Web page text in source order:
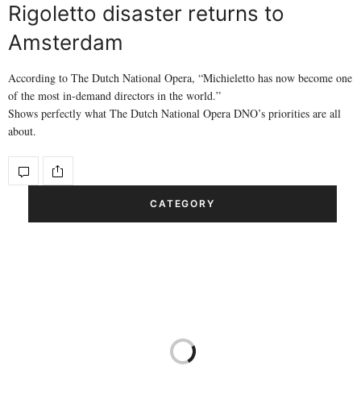
Rigoletto disaster returns to
Amsterdam
According to The Dutch National Opera, “Michieletto has now become one
of the most in-demand directors in the world.”
Shows perfectly what The Dutch National Opera DNO’s priorities are all
about.
CATEGORY